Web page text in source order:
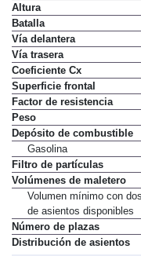
Altura
Batalla
Vía delantera
Vía trasera
Coeficiente Cx
Superficie frontal
Factor de resistencia
Peso
Depósito de combustible
Gasolina
Filtro de partículas
Volúmenes de maletero
Volumen mínimo con
de asientos disponibles
Número de plazas
Distribución de asientos